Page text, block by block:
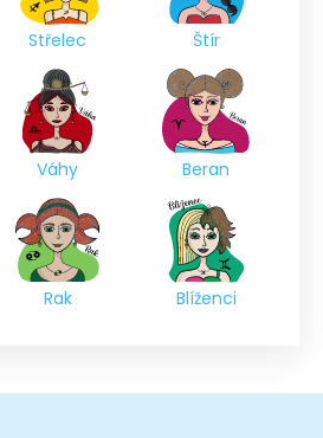
Střelec Štír
Váhy Beran
Rak Blíženci